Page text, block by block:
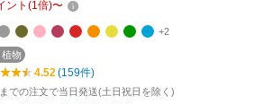
ント (1倍)〜
+2
物
4.52(159件)
での注文で当日発送(土日祝日を除く)